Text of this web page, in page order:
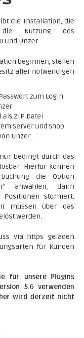
die Installation, die
Nutzung des
und Unzer.
beginnen, stellen
aller notwendigen
zum Login
als ZIP Datei
Server und Shop
Unzer
bedingt durch das
Hierfür können
die Option
anwählen, dann
storniert.
müssen über das
werden.
via https geladen
für Kunden
für unsere Plugins
5.6 verwenden
wird derzeit nicht